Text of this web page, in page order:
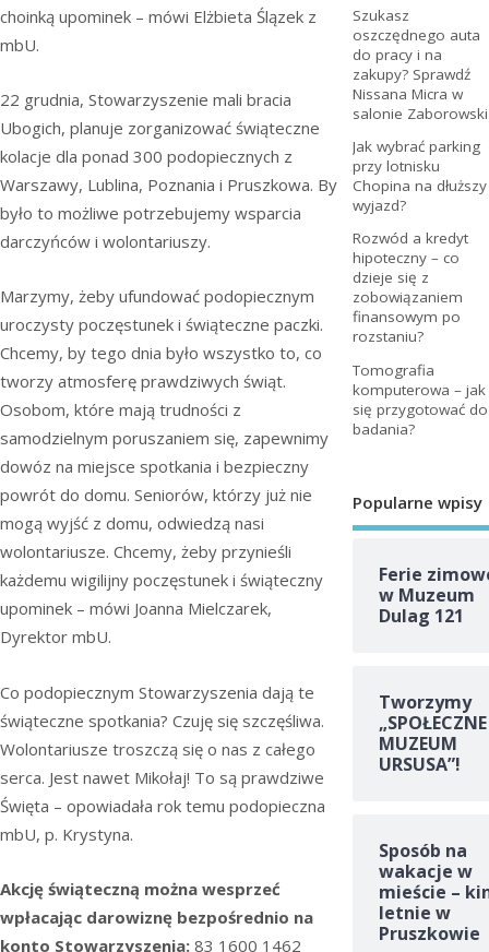
choinką upominek – mówi Elżbieta Ślązek z
mbU.
22 grudnia, Stowarzyszenie mali bracia
Ubogich, planuje zorganizować świąteczne
kolacje dla ponad 300 podopiecznych z
Warszawy, Lublina, Poznania i Pruszkowa. By
było to możliwe potrzebujemy wsparcia
darczyńców i wolontariuszy.
Marzymy, żeby ufundować podopiecznym
uroczysty poczęstunek i świąteczne paczki.
Chcemy, by tego dnia było wszystko to, co
tworzy atmosferę prawdziwych świąt.
Osobom, które mają trudności z
samodzielnym poruszaniem się, zapewnimy
dowóz na miejsce spotkania i bezpieczny
powrót do domu. Seniorów, którzy już nie
mogą wyjść z domu, odwiedzą nasi
wolontariusze. Chcemy, żeby przynieśli
każdemu wigilijny poczęstunek i świąteczny
upominek – mówi Joanna Mielczarek,
Dyrektor mbU.
Co podopiecznym Stowarzyszenia dają te
świąteczne spotkania? Czuję się szczęśliwa.
Wolontariusze troszczą się o nas z całego
serca. Jest nawet Mikołaj! To są prawdziwe
Święta – opowiadała rok temu podopieczna
mbU, p. Krystyna.
Akcję świąteczną można wesprzeć
wpłacając darowiznę bezpośrednio na
konto Stowarzyszenia: 83 1600 1462
Szukasz
oszczędnego auta
do pracy i na
zakupy? Sprawdź
Nissana Micra w
salonie Zaborowski
Jak wybrać parking
przy lotnisku
Chopina na dłuższy
wyjazd?
Rozwód a kredyt
hipoteczny – co
dzieje się z
zobowiązaniem
finansowym po
rozstaniu?
Tomografia
komputerowa – jak
się przygotować do
badania?
Popularne wpisy
Ferie
w Muzeum
Dulag 121
Tworzymy
„SPOŁECZNE
MUZEUM
URSUSA”!
Sposób na
wakacje w
mieście –
letnie w
Pruszkowie